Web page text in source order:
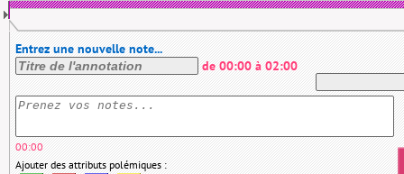
Entrez une nouvelle note...
de 00:00 à 02:00
00:00
Ajouter des attributs polémiques :